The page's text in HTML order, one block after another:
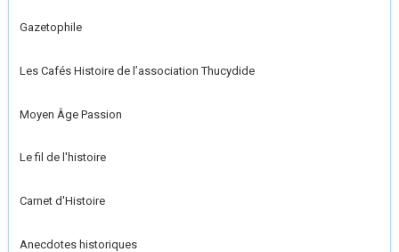
Gazetophile
Les Cafés Histoire de l’association Thucydide
Moyen Âge Passion
Le fil de l'histoire
Carnet d'Histoire
Anecdotes historiques